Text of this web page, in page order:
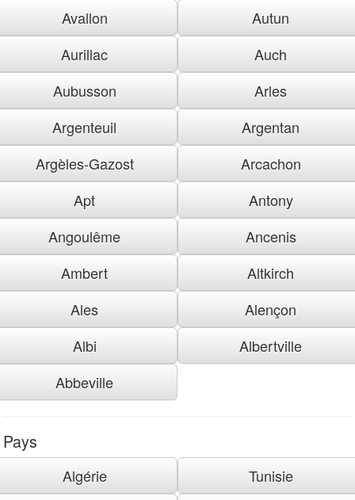
Avallon
Autun
Aurillac
Auch
Aubusson
Arles
Argenteuil
Argentan
Argèles-Gazost
Arcachon
Apt
Antony
Angoulême
Ancenis
Ambert
Altkirch
Ales
Alençon
Albi
Albertville
Abbeville
Pays
Algérie
Tunisie